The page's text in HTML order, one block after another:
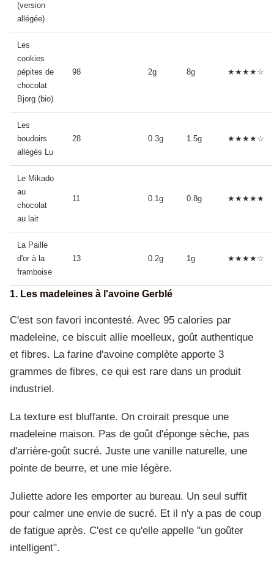
(version
allégée)
Les
cookies
pépites de
chocolat
Bjorg (bio)
98 2g 8g ★★★★☆
Les
boudoirs
allégés Lu
28 0.3g 1.5g ★★★★☆
Le Mikado
au
chocolat
au lait
11 0.1g 0.8g ★★★★★
La Paille
d'or à la
framboise
13 0.2g 1g ★★★★☆
1. Les madeleines à l'avoine Gerblé
C'est son favori incontesté. Avec 95 calories par
madeleine, ce biscuit allie moelleux, goût authentique
et fibres. La farine d'avoine complète apporte 3
grammes de fibres, ce qui est rare dans un produit
industriel.
La texture est bluffante. On croirait presque une
madeleine maison. Pas de goût d'éponge sèche, pas
d'arrière-goût sucré. Juste une vanille naturelle, une
pointe de beurre, et une mie légère.
Juliette adore les emporter au bureau. Un seul suffit
pour calmer une envie de sucré. Et il n'y a pas de coup
de fatigue après. C'est ce qu'elle appelle "un goûter
intelligent".